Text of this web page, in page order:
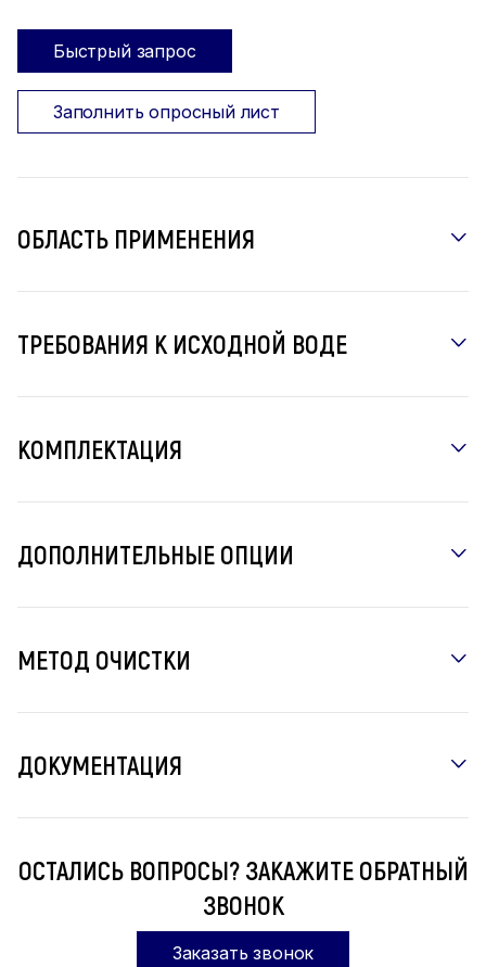
Быстрый запрос
Заполнить опросный лист
ОБЛАСТЬ ПРИМЕНЕНИЯ
ТРЕБОВАНИЯ К ИСХОДНОЙ ВОДЕ
КОМПЛЕКТАЦИЯ
ДОПОЛНИТЕЛЬНЫЕ ОПЦИИ
МЕТОД ОЧИСТКИ
ДОКУМЕНТАЦИЯ
ОСТАЛИСЬ ВОПРОСЫ? ЗАКАЖИТЕ ОБРАТНЫЙ
ЗВОНОК
Заказать звонок